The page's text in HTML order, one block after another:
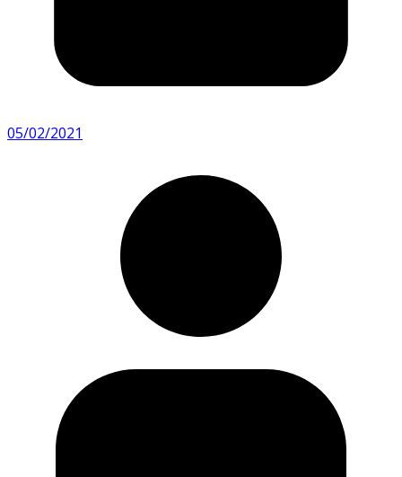
05/02/2021